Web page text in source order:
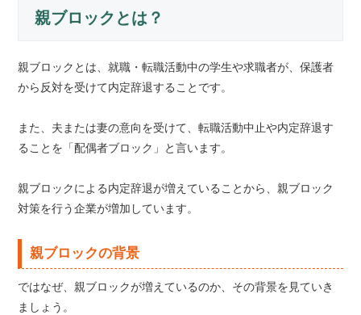
親ブロックとは？
親ブロックとは、就職・転職活動中の学生や求職者が、保護者
から反対を受けて内定辞退することです。
また、夫または妻の意向を受けて、転職活動中止や内定辞退す
ることを「配偶者ブロック」と言います。
親ブロックによる内定辞退が増えていることから、親ブロック
対策を行う企業が増加しています。
親ブロックの背景
ではなぜ、親ブロックが増えているのか、その背景を見ていき
ましょう。